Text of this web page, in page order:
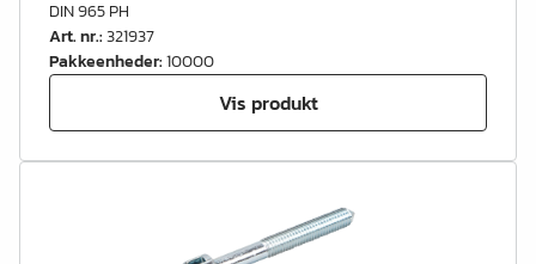
DIN 965 PH
Art. nr.:321937
Pakkeenheder:10000
Vis produkt